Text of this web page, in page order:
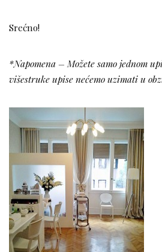
Srećno!
*Napomena – Možete samo jednom
višestruke upise nećemo uzimati u